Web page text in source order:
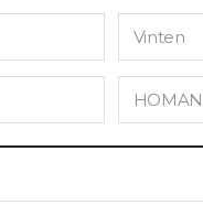
Vinten
HOMAN